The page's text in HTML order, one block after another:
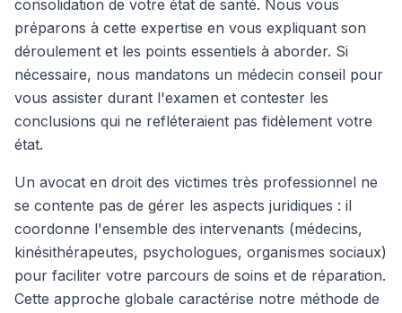
consolidation de votre état de santé. Nous vous
préparons à cette expertise en vous expliquant son
déroulement et les points essentiels à aborder. Si
nécessaire, nous mandatons un médecin conseil pour
vous assister durant l'examen et contester les
conclusions qui ne refléteraient pas fidèlement votre
état.
Un avocat en droit des victimes très professionnel ne
se contente pas de gérer les aspects juridiques : il
coordonne l'ensemble des intervenants (médecins,
kinésithérapeutes, psychologues, organismes sociaux)
pour faciliter votre parcours de soins et de réparation.
Cette approche globale caractérise notre méthode de